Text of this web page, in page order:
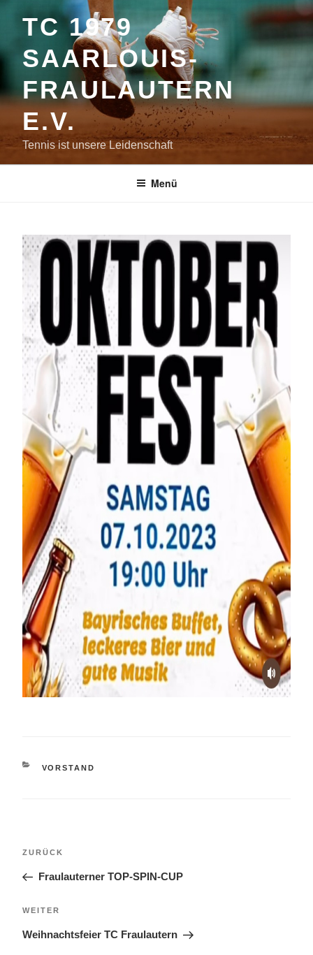
InhaltTC 1979
SAARLOUIS-
FRAULAUTERN
E.V.
Tennis ist unsere Leidenschaft
Menü
KATEGORIEN
VORSTAND
Vorheriger
ZURÜCK
Fraulauterner TOP-SPIN-CUP
Nächster
WEITER
Weihnachtsfeier TC Fraulautern